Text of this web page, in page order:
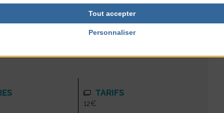
aux enfants et aux adultes.
TARIFS
12€
Tout accepter
Personnaliser